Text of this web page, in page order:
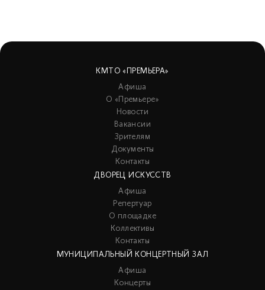
КМТО «ПРЕМЬЕРА»
Афиша
О «Премьере»
Новости
Вакансии
Зрителям
Документы
Контакты
ДВОРЕЦ ИСКУССТВ
Афиша
Репертуар
О площадке
Коллективы
Контакты
МУНИЦИПАЛЬНЫЙ КОНЦЕРТНЫЙ ЗАЛ
Афиша
Концерты